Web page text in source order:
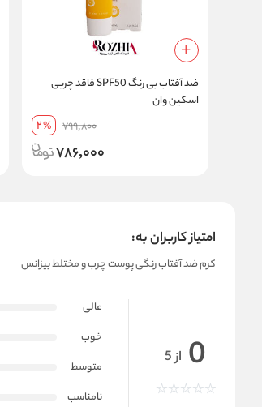
ضد آفتاب بی رنگ SPF50 فاقد چربی
اسکین وان
799,800
2%
786,000
امتیاز کاربران به:
کرم ضد آفتاب رنگی پوست چرب و مختلط بیزانس
0 از 5
عالی
خوب
متوسط
نامناسب